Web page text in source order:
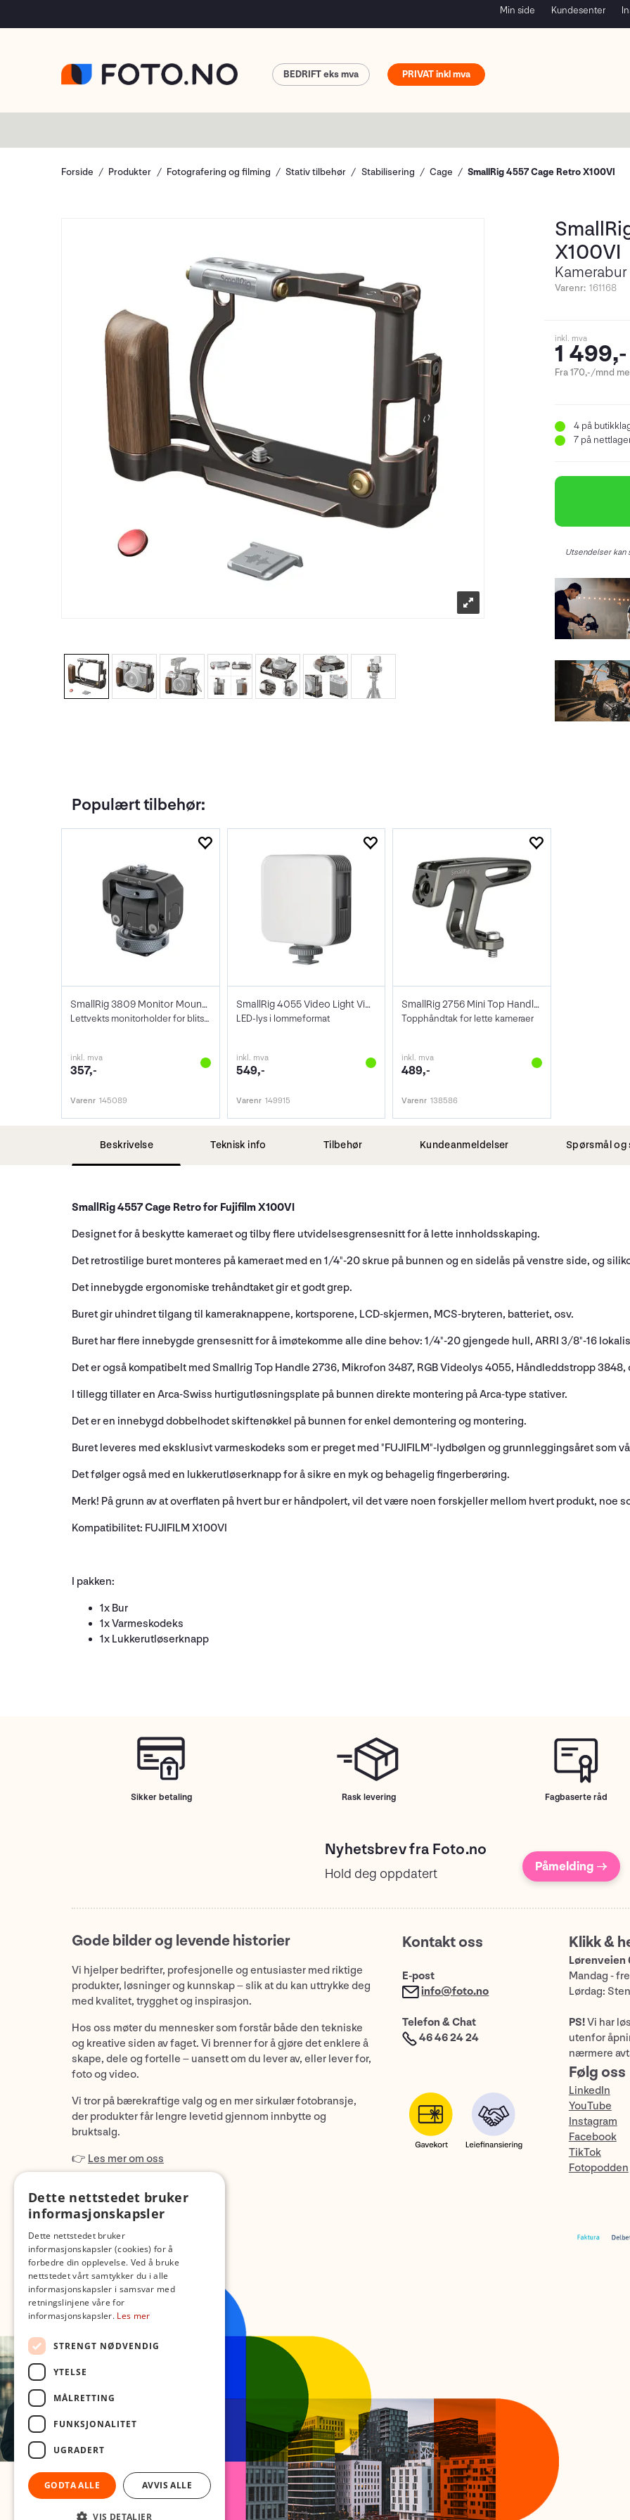
Min side Kundesenter
PRIVAT
BEDRIFT
Forside Produkter Fotografering og filming Stativ tilbehør Stabilisering Cage SmallRig 4557 Cage Retro X100VI
X100VI
Varenr: 161168
inkl. mva
1 499,-
Fra 170,-/mnd
4 på
7 på
Utsendelser kan
Populært tilbehør:
SmallRig 3809 Monitor Mount Lite Cold Sh
Lettvekts monitorholder for blitssko
inkl. mva
357,-
Varenr 145089
SmallRig 4055 Video Light Vibe P108 RGB
LED-lys i lommeformat
inkl. mva
549,-
Varenr 149915
SmallRig 2756 Mini Top Handle for LW Cam
Topphåndtak for lette kameraer
inkl. mva
489,-
Varenr 138586
Beskrivelse Teknisk info Tilbehør Kundeanmeldelser Spørsmål og
SmallRig 4557 Cage Retro for Fujifilm X100VI
Designet for å beskytte kameraet og tilby flere utvidelsesgrensesnitt for å lette innholdsskaping.
Det retrostilige buret monteres på kameraet med en 1/4"-20 skrue på bunnen og en sidelås på venstre side, og
Det innebygde ergonomiske trehåndtaket gir et godt grep.
Buret gir uhindret tilgang til kameraknappene, kortsporene, LCD-skjermen, MCS-bryteren, batteriet, osv.
Buret har flere innebygde grensesnitt for å imøtekomme alle dine behov: 1/4"-20 gjengede hull, ARRI 3/8"-16
Det er også kompatibelt med Smallrig Top Handle 2736, Mikrofon 3487, RGB Videolys 4055, Håndleddstropp 3848,
I tillegg tillater en Arca-Swiss hurtigutløsningsplate på bunnen direkte montering på Arca-type stativer.
Det er en innebygd dobbelhodet skiftenøkkel på bunnen for enkel demontering og montering.
Buret leveres med eksklusivt varmeskodeks som er preget med "FUJIFILM"-lydbølgen og grunnleggingsåret som
Det følger også med en lukkerutløserknapp for å sikre en myk og behagelig fingerberøring.
Merk! På grunn av at overflaten på hvert bur er håndpolert, vil det være noen forskjeller mellom hvert produkt, noe
Kompatibilitet: FUJIFILM X100VI
I pakken:
1x Bur
1x Varmeskodeks
1x Lukkerutløserknapp
Sikker betaling Rask levering Fagbaserte råd
Nyhetsbrev fra Foto.no
Hold deg oppdatert Påmelding →
Gode bilder og levende historier
Vi hjelper bedrifter, profesjonelle og entusiaster med riktige
produkter, løsninger og kunnskap – slik at du kan uttrykke deg
med kvalitet, trygghet og inspirasjon.
Hos oss møter du mennesker som forstår både den tekniske
og kreative siden av faget. Vi brenner for å gjøre det enklere å
skape, dele og fortelle – uansett om du lever av, eller lever for,
foto og video.
Vi tror på bærekraftige valg og en mer sirkulær fotobransje,
der produkter får lengre levetid gjennom innbytte og
bruktsalg.
👉 Les mer om oss
Kontakt oss
E-post
info@foto.no
Telefon & Chat
46 46 24 24
Klikk &
Lørenveien
Mandag -
Lørdag:
PS!Vi har
utenfor
nærmere
Følg oss
LinkedIn
YouTube
Instagram
Facebook
TikTok
Fotopodden
Dette nettstedet bruker
informasjonskapsler
Dette nettstedet bruker
informasjonskapsler (cookies) for å
forbedre din opplevelse. Ved å bruke
nettstedet vårt samtykker du i alle
informasjonskapsler i samsvar med
retningslinjene våre for
informasjonskapsler. Les mer
STRENGT NØDVENDIG
YTELSE
MÅLRETTING
FUNKSJONALITET
UGRADERT
GODTA ALLE AVVIS ALLE
VIS DETALJER